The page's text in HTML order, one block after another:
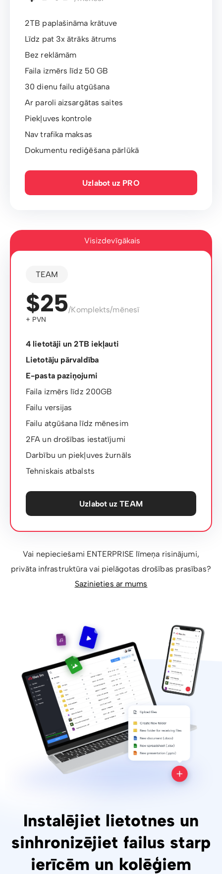
2TB paplašināma krātuve
Līdz pat 3x ātrāks ātrums
Bez reklāmām
Faila izmērs līdz 50 GB
30 dienu failu atgūšana
Ar paroli aizsargātas saites
Piekļuves kontrole
Nav trafika maksas
Dokumentu rediģēšana pārlūkā
Uzlabot uz PRO
Visizdevīgākais
TEAM
$25/Komplekts/mēnesī
+ PVN
4 lietotāji un 2TB iekļauti
Lietotāju pārvaldība
E-pasta paziņojumi
Faila izmērs līdz 200GB
Failu versijas
Failu atgūšana līdz mēnesim
2FA un drošības iestatījumi
Darbību un piekļuves žurnāls
Tehniskais atbalsts
Uzlabot uz TEAM
Vai nepieciešami ENTERPRISE līmeņa risinājumi,
privāta infrastruktūra vai pielāgotas drošības prasības?
Sazinieties ar mums
Instalējiet lietotnes un
sinhronizējiet failus starp
ierīcēm un kolēģiem